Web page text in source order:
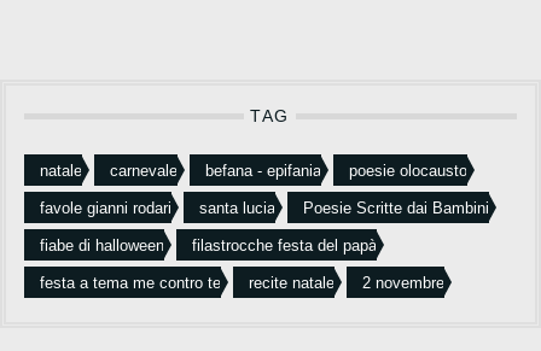
TAG
natale carnevale befana - epifania poesie olocausto
favole gianni rodari santa lucia Poesie Scritte dai Bambini
fiabe di halloween filastrocche festa del papà
festa a tema me contro te recite natale 2 novembre